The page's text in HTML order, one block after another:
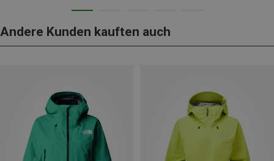
Andere Kunden kauften auch